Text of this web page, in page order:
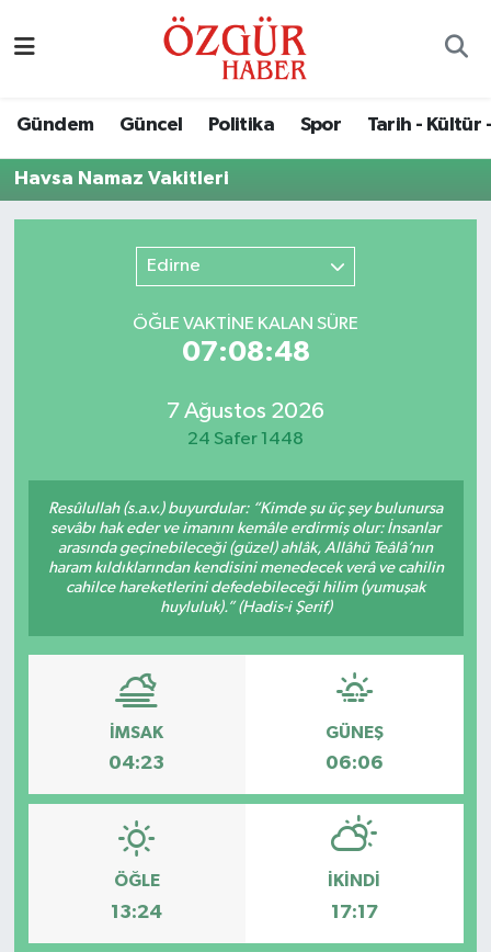
Gündem Güncel Politika Spor Tarih - Kültür
Havsa Namaz Vakitleri
Edirne
ÖĞLE VAKTİNE KALAN SÜRE
07:08:48
7 Ağustos 2026
24 Safer 1448
Resûlullah (s.a.v.) buyurdular: “Kimde şu üç şey bulunursa
sevâbı hak eder ve imanını kemâle erdirmiş olur: İnsanlar
arasında geçinebileceği (güzel) ahlâk, Allâhü Teâlâ’nın
haram kıldıklarından kendisini menedecek verâ ve cahilin
cahilce hareketlerini defedebileceği hilim (yumuşak
huyluluk).” (Hadis-i Şerif)
İMSAK
04:23
GÜNEŞ
06:06
ÖĞLE
13:24
İKINDI
17:17
Ekonomi
Sağlık
Spor
Tarih - Kültür - Sanat - Turizm
Yaşam
Nöbetçi Eczaneler
Trafik Durumu
Tüm Manşetler
Son Dakika Haberleri